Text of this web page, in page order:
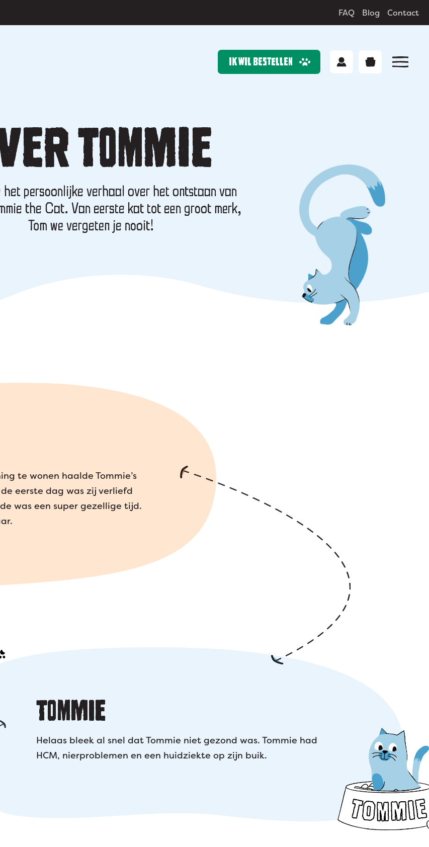
FAQ Blog Contact
IK WIL BESTELLEN
Voedingsadvies
TOMMIE
het persoonlijke verhaal over het ontstaan van
the Cat. Van eerste kat tot een groot merk,
Tom we vergeten je nooit!
te wonen haalde Tommie’s
eerste dag was zij verliefd
was een super gezellige tijd.
TOMMIE
Helaas bleek al snel dat Tommie niet gezond was. Tommie had
HCM, nierproblemen en een huidziekte op zijn buik.